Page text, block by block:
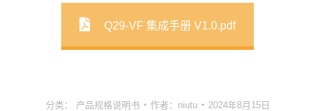
Q29-VF 集成手册 V1.0.pdf
分类： 产品规格说明书 作者： niutu 2024年8月15日